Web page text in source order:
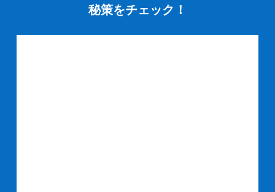
秘策をチェック！